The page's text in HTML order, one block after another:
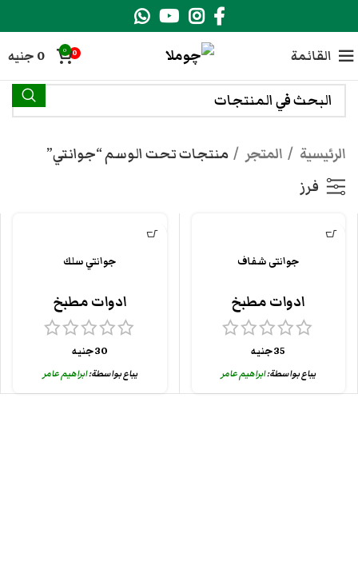
القائمة 0
0
0 جنيه
الرئيسية المتجر
منتجات تحت الوسم “جوانتي”
فرز
جوانتى شفاف
ادوات مطبخ
35جنيه
يباع بواسطة:ابراهيم عامر
جوانتي سلك
ادوات مطبخ
30جنيه
يباع بواسطة:ابراهيم عامر